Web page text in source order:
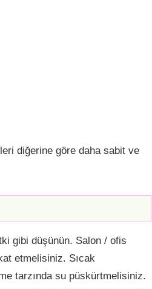
diğerine göre daha sabit ve
gibi düşünün. Salon / ofis
etmelisiniz. Sıcak
tarzında su püskürtmelisiniz.